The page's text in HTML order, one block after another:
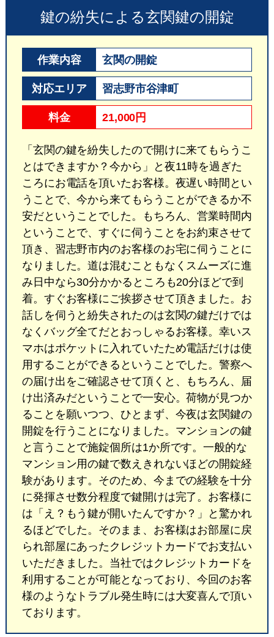
鍵の紛失による玄関鍵の開錠
作業内容 玄関の開錠
対応エリア 習志野市谷津町
料金 21,000円
「玄関の鍵を紛失したので開けに来てもらうこ
とはできますか？今から」と夜11時を過ぎた
ころにお電話を頂いたお客様。夜遅い時間とい
うことで、今から来てもらうことができるか不
安だということでした。もちろん、営業時間内
ということで、すぐに伺うことをお約束させて
頂き、習志野市内のお客様のお宅に伺うことに
なりました。道は混むこともなくスムーズに進
み日中なら30分かかるところも20分ほどで到
着。すぐお客様にご挨拶させて頂きました。お
話しを伺うと紛失されたのは玄関の鍵だけでは
なくバッグ全てだとおっしゃるお客様。幸いス
マホはポケットに入れていたため電話だけは使
用することができるということでした。警察へ
の届け出をご確認させて頂くと、もちろん、届
け出済みだということで一安心。荷物が見つか
ることを願いつつ、ひとまず、今夜は玄関鍵の
開錠を行うことになりました。マンションの鍵
と言うことで施錠個所は1か所です。一般的な
マンション用の鍵で数えきれないほどの開錠経
験があります。そのため、今までの経験を十分
に発揮させ数分程度で鍵開けは完了。お客様に
は「え？もう鍵が開いたんですか？」と驚かれ
るほどでした。そのまま、お客様はお部屋に戻
られ部屋にあったクレジットカードでお支払い
いただきました。当社ではクレジットカードを
利用することが可能となっており、今回のお客
様のようなトラブル発生時には大変喜んで頂い
ております。